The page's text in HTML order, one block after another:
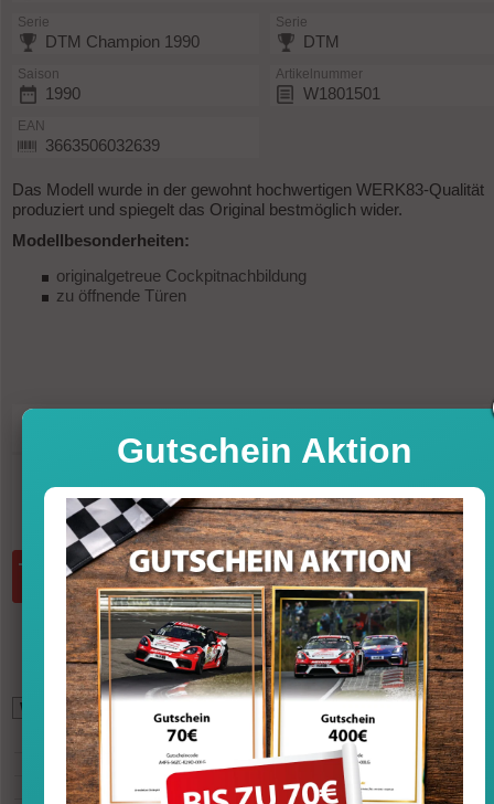
Serie
DTM Champion 1990
Serie
DTM
Saison
1990
Artikelnummer
W1801501
EAN
3663506032639
Das Modell wurde in der gewohnt hochwertigen WERK83-Qualität
produziert und spiegelt das Original bestmöglich wider.
Modellbesonderheiten:
originalgetreue Cockpitnachbildung
zu öffnende Türen
71,96
inkl. MwSt. zzgl.
Menge: in den Warenkorb
61,40 GBP (British Pound) 79,59
USD (U.S. Dollar)
78,86
CHF (Swiss Franc) 558,58
CNY (Chinese Yuan)
8.674
JPY (Japanese Yen) 5.082
RUB (Russian Rouble)
Gutschein Aktion